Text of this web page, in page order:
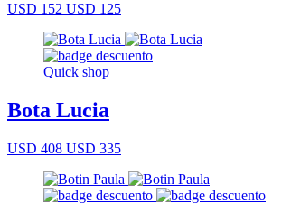
USD 152 USD 125
Quick shop
Bota Lucia
USD 408 USD 335